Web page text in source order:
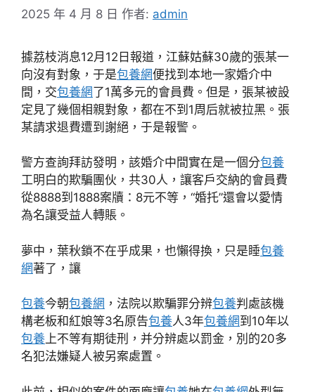
2025 年 4 月 8 日 作者: admin
據荔枝消息12月12日報道，江蘇姑蘇30歲的張某一
向沒有對象，于是包養網便找到本地一家婚介中
間，交包養網了1萬多元的會員費。但是，張某被設
定見了幾個相親對象，都在不到1周后就被拉黑。張
某請求退費遭到謝絕，于是報警。
警方查詢拜訪發明，該婚介中間實在是一個分包養
工明白的欺騙團伙，共30人，讓客戶交納的會員費
從8888到1888案牘：8元不等，“婚托”還會以愛情
為名讓受益人轉賬。
夢中，葉秋鎖不在乎成果，也懶得換，只是睡包養
網著了，讓
包養今朝包養網 ，法院以欺騙罪分辨包養判處該機
構老板和紅娘等3名原告包養人3年包養網到10年以
包養上不等有期徒刑，并分辨處以罰金，別的20多
名犯法嫌疑人被另案處置。